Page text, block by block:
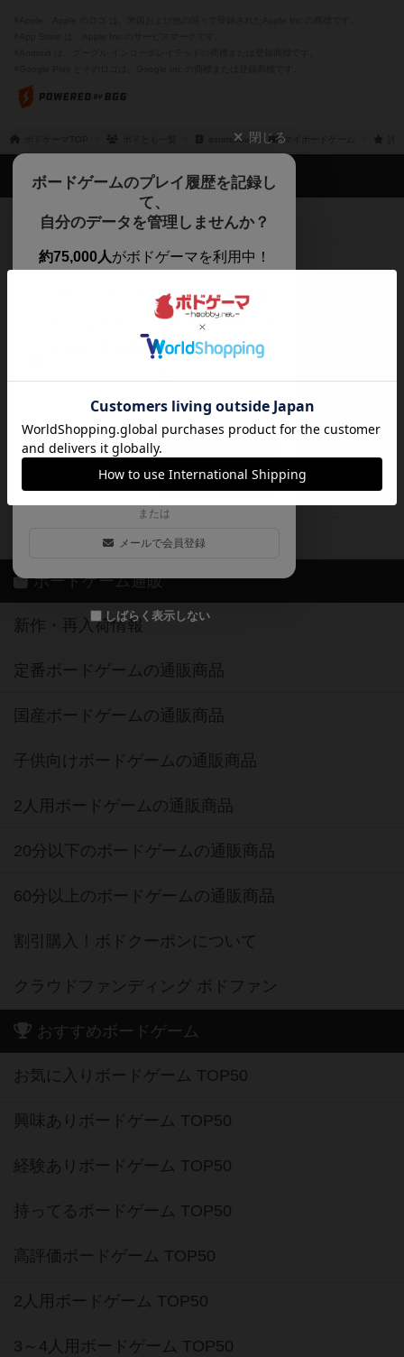
asumurow マイボードゲーム
閉じる
ボードゲームのプレイ履歴を記録し
て、
自分のデータを管理しませんか？
約75,000人がボドゲーマを利用中！
遊んだボードゲームを記録する
気になるゲームのレビューを読む
お気に入り作品・所有リストの共
ログイン / 会員登録（10秒）
Google X
Apple Facebook
または
メールで会員登録
しばらく表示しない
ボドゲーマTOP
ボードゲームを検索する
ボードゲームの新着レビュー
ボードゲーム会情報
掲示板・トピックス
ボドとも・会員一覧
ボードゲーム業界コラム
ボドゲーマご利用案内
ボードゲーム通販
新作・再入荷情報
定番ボードゲームの通販商品
国産ボードゲームの通販商品
子供向けボードゲームの通販商品
2人用ボードゲームの通販商品
20分以下のボードゲームの通販商品
60分以上のボードゲームの通販商品
割引購入！ボドクーポンについて
クラウドファンディング ボドファン
おすすめボードゲーム
お気に入りボードゲーム TOP50
興味ありボードゲーム TOP50
経験ありボードゲーム TOP50
持ってるボードゲーム TOP50
高評価ボードゲーム TOP50
2人用ボードゲーム TOP50
3～4人用ボードゲーム TOP50